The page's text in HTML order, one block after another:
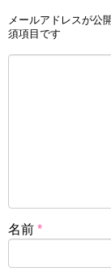
メールアドレスが公
須項目です
名前 *